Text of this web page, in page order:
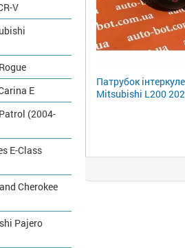
Патрубок
Mitsubishi L200
V
E
(2004-
E-Class
Cherokee
Pajero